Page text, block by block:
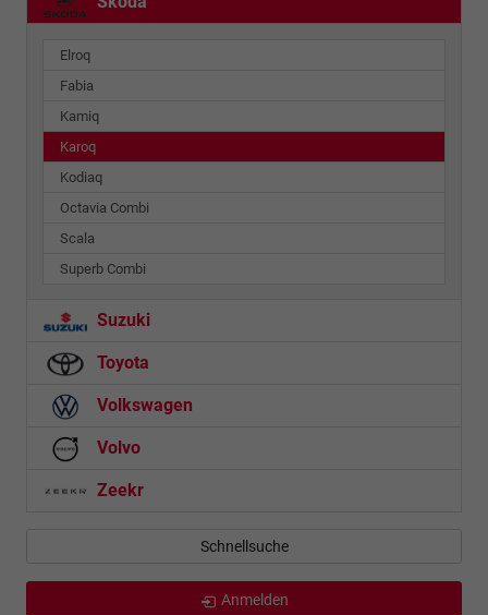
Elroq
Fabia
Kamiq
Karoq
Kodiaq
Octavia Combi
Scala
Superb Combi
Suzuki
Toyota
Volkswagen
Volvo
Zeekr
Schnellsuche
Anmelden